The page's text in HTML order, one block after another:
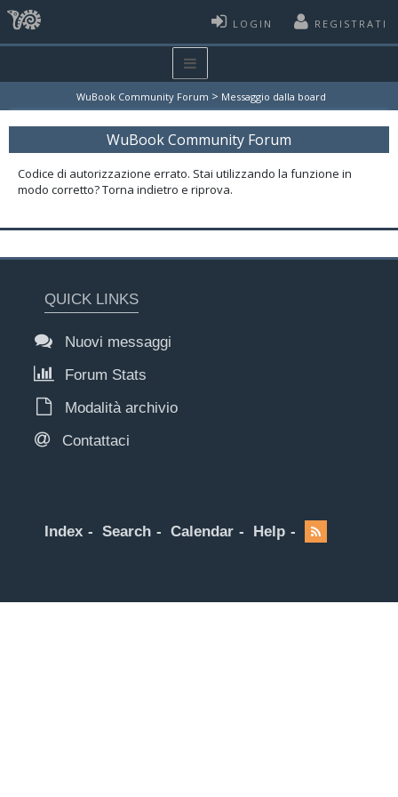
LOGIN REGISTRATI
WuBook Community Forum > Messaggio dalla board
WuBook Community Forum
Codice di autorizzazione errato. Stai utilizzando la funzione in
modo corretto? Torna indietro e riprova.
QUICK LINKS
Nuovi messaggi
Forum Stats
Modalità archivio
Contattaci
Index Search Calendar Help